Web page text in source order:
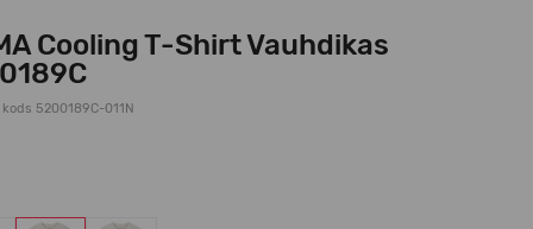
Cooling T-Shirt Vauhdikas
5200189C-011N